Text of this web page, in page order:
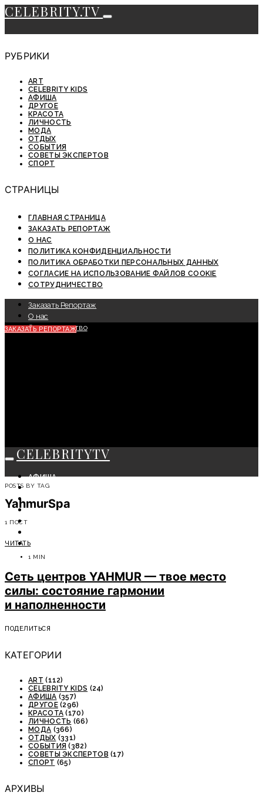
CELEBRITY.TV
РУБРИКИ
ART
CELEBRITY KIDS
АФИША
ДРУГОЕ
КРАСОТА
ЛИЧНОСТЬ
МОДА
ОТДЫХ
СОБЫТИЯ
СОВЕТЫ ЭКСПЕРТОВ
СПОРТ
СТРАНИЦЫ
ГЛАВНАЯ СТРАНИЦА
ЗАКАЗАТЬ РЕПОРТАЖ
О НАС
ПОЛИТИКА КОНФИДЕНЦИАЛЬНОСТИ
ПОЛИТИКА ОБРАБОТКИ ПЕРСОНАЛЬНЫХ ДАННЫХ
СОГЛАСИЕ НА ИСПОЛЬЗОВАНИЕ ФАЙЛОВ COOKIE
СОТРУДНИЧЕСТВО
Заказать Репортаж
О нас
Сотрудничество
ЗАКАЗАТЬ РЕПОРТАЖ
CELEBRITYTV
АФИША
СОБЫТИЯ
КРАСОТА
МОДА
СОВЕТЫ ЭКСПЕРТОВ
POSTS BY TAG
YahmurSpa
1 ПОСТ
ЧИТАТЬ
1 MIN
Cеть центров YAHMUR — твое место
силы: состояние гармонии
и наполненности
ПОДЕЛИТЬСЯ
КАТЕГОРИИ
ART (112)
CELEBRITY KIDS (24)
АФИША (357)
ДРУГОЕ(296)
КРАСОТА (170)
ЛИЧНОСТЬ (66)
МОДА (366)
ОТДЫХ (331)
СОБЫТИЯ (382)
СОВЕТЫ ЭКСПЕРТОВ (17)
СПОРТ (65)
АРХИВЫ